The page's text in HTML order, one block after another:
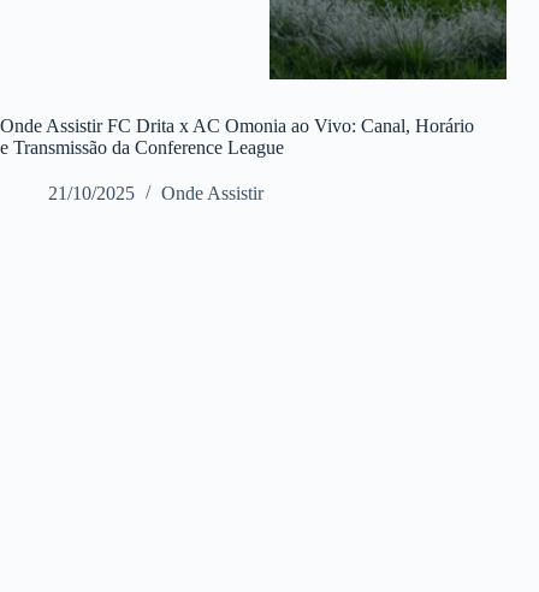
Onde Assistir FC Drita x AC Omonia ao Vivo: Canal, Horário
e Transmissão da Conference League
21/10/2025 Onde Assistir